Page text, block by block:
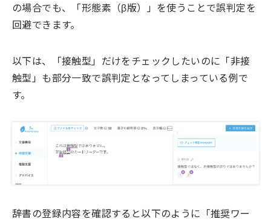
の場合でも、「形態素（β版）」を使うことで誤判定を
回避できます。
以下は、「接触型」だけをチェックしたいのに「非接
触型」も部分一致で誤判定となってしまっている例で
す。
辞書の登録内容を確認すると以下のように「推奨ワー